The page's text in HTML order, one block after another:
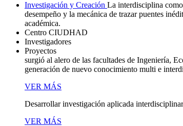
Investigación y Creación La interdisciplina
desempeño y la mecánica de trazar puentes
académica.
Centro CIUDHAD
Investigadores
Proyectos
surgió al alero de las facultades de Ingeniería,
generación de nuevo conocimiento multi e
VER MÁS
Desarrollar investigación aplicada
VER MÁS